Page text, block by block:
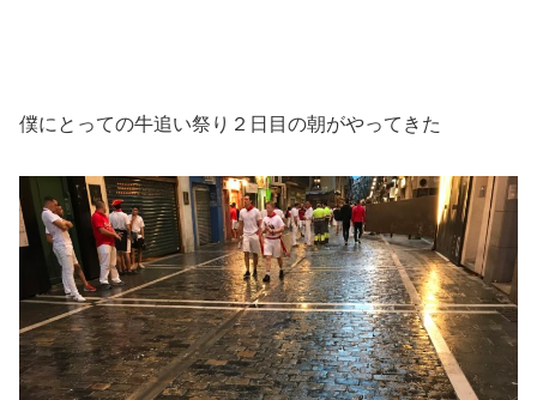
僕にとっての牛追い祭り２日目の朝がやってきた